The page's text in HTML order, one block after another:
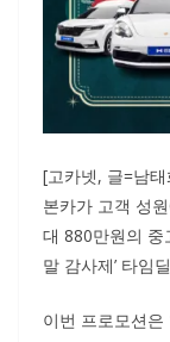
[고카넷, 글=남
본카가 고객 성
대 880만원의 중
말 감사제’ 타임
이번 프로모션